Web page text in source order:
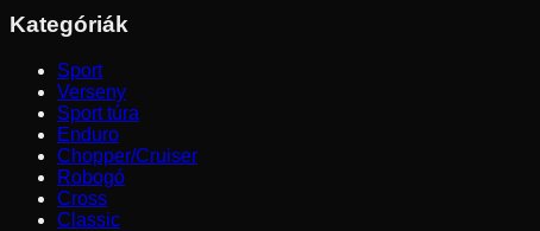
Kategóriák
Sport
Verseny
Sport túra
Enduro
Chopper/Cruiser
Robogó
Cross
Classic